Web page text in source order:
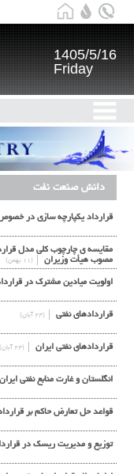
1405/5/16
Friday
دانش صنعت نفت
قرارداد یکپارچه سازی در
مقايسه ی چارچوب کلي مدل
مصوب هیأت وزيران
(۱۱ بهمن)
اولویت میادین مشترک در
قراردادهای نفتی (۲۴ آبان)
قراردادهای نفتی ایران (۲۴ آبان)
انگلستان و غارت منابع نفتی ایران
قواعد حل تعارض حاکم بر
توزیع و مدیریت ریسک در